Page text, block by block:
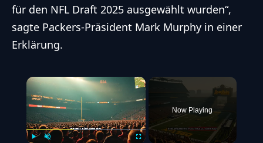
für den NFL Draft 2025 ausgewählt wurden“,
sagte Packers-Präsident Mark Murphy in einer
Erklärung.
×
Now Playing